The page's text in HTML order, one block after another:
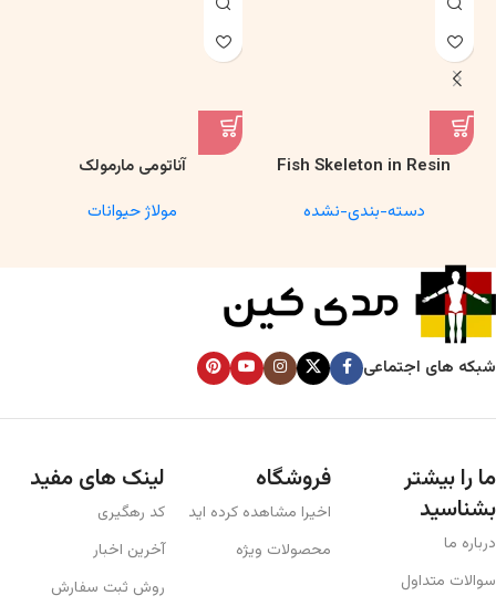
Fish Skeleton in Resin
Anatomy Specimen
دسته-بندی-نشده
آناتومی مارمولک
مولاژ حیوانات
شبکه های اجتماعی
ما را بیشتر
بشناسید
درباره ما
سوالات متداول
فروشگاه
اخیرا مشاهده کرده اید
محصولات ویژه
لینک های مفید
کد رهگیری
آخرین اخبار
روش ثبت سفارش